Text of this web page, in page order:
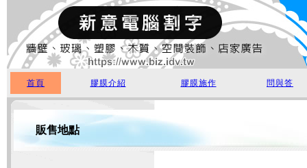
首頁 膠膜介紹 膠膜施作 問與答
販售地點